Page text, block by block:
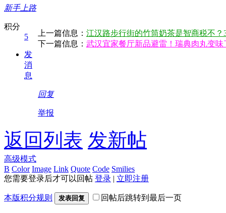
新手上路
积分
5
发
消
息
上一篇信息： 江汉路步行街的竹筒奶茶是智商税不？
下一篇信息： 武汉宜家餐厅新品避雷！瑞典肉丸变味
回复
举报
返回列表 发新帖
高级模式
B Color Image Link Quote Code Smilies
您需要登录后才可以回帖 登录 | 立即注册
本版积分规则 发表回复 回帖后跳转到最后一页